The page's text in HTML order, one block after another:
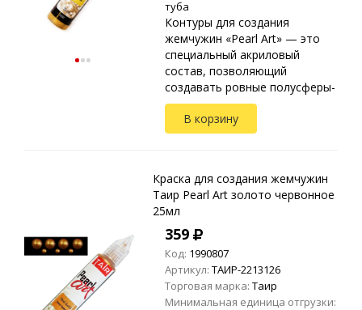
туба
Контуры для создания
жемчужин «Pearl Art» — это
специальный акриловый
состав, позволяющий
создавать ровные полусферы-
жемчужины. Применяются на
любых видах текстиля, стекле,
дереве, бумаге, металле,
В корзину
Краска для создания жемчужин
Таир Pearl Art золото червонное
25мл
359
Код: 1990807
Артикул: ТАИР-2213126
Торговая марка: Таир
Минимальная единица отгрузки: